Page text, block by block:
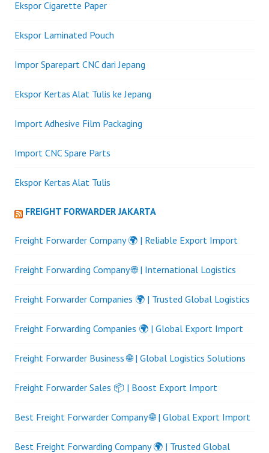
Ekspor Cigarette Paper
Ekspor Laminated Pouch
Impor Sparepart CNC dari Jepang
Ekspor Kertas Alat Tulis ke Jepang
Import Adhesive Film Packaging
Import CNC Spare Parts
Ekspor Kertas Alat Tulis
FREIGHT FORWARDER JAKARTA
Freight Forwarder Company 🌍 | Reliable Export Import
Freight Forwarding Company 🌐 | International Logistics
Freight Forwarder Companies 🌍 | Trusted Global Logistics
Freight Forwarding Companies 🌍 | Global Export Import
Freight Forwarder Business 🌐 | Global Logistics Solutions
Freight Forwarder Sales 📦 | Boost Export Import
Best Freight Forwarder Company 🌐 | Global Export Import
Best Freight Forwarding Company 🌍 | Trusted Global